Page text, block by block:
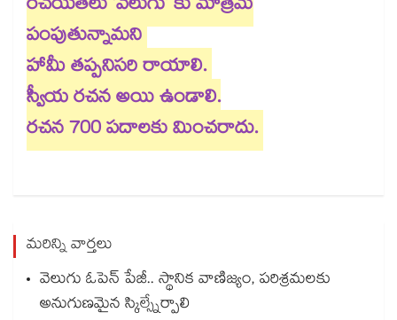
పంపుతున్నామని
హామీ తప్పనిసరి రాయాలి.
స్వీయ రచన అయి ఉండాలి.
రచన 700 పదాలకు మించరాదు.
మరిన్ని వార్తలు
వెలుగు ఓపెన్ పేజీ.. స్థానిక వాణిజ్యం, పరిశ్రమలకు
అనుగుణమైన స్కిల్స్నేర్పాలి